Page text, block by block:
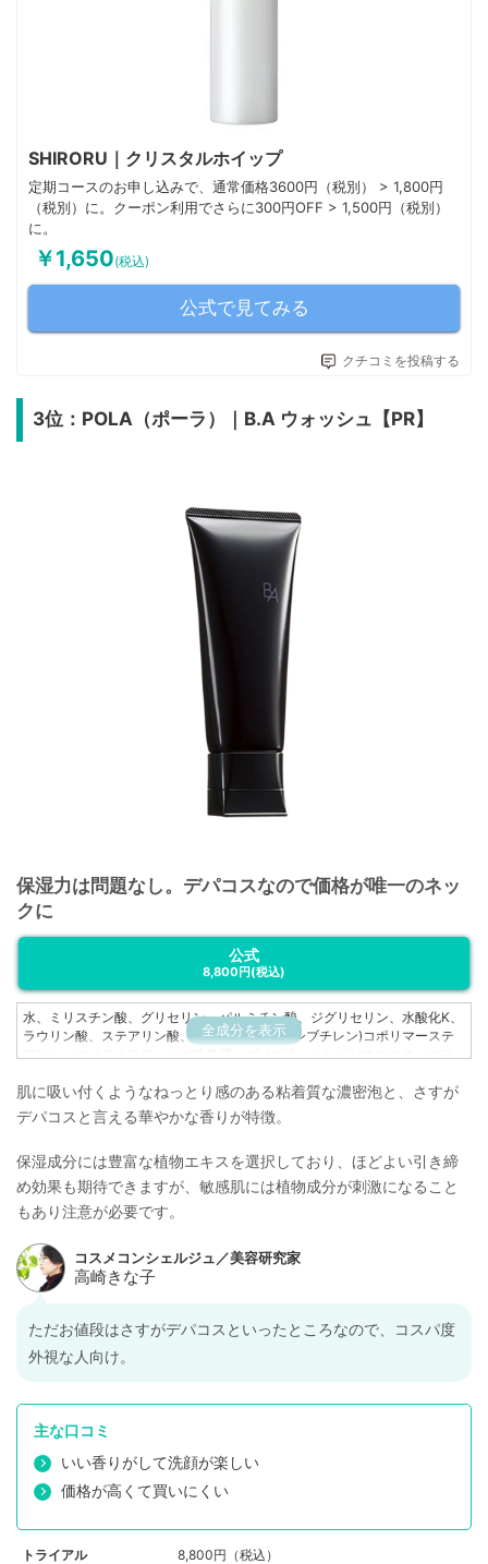
SHIRORU｜クリスタルホイップ
定期コースのお申し込みで、通常価格3600円（税別） > 1,800円
（税別）に。クーポン利用でさらに300円OFF > 1,500円（税別）
に。
￥1,650(税込)
公式で見てみる
クチコミを投稿する
3位：POLA（ポーラ）｜B.A ウォッシュ【PR】
保湿力は問題なし。デパコスなので価格が唯一のネッ
クに
公式
8,800円(税込)
全成分を表示
水、ミリスチン酸、グリセリン、パルミチン酸、ジグリセリン、水酸化K、
ラウリン酸、ステアリン酸、(グリセリン/オキシブチレン)コポリマーステ
サン酸/ステアリン酸/アジピン酸)グリセリル、PEG-32、PEG-6、トリデセ
ス-4カルボン酸Na、BG、エタノール、尿素、レシチン、ポリクオタニウ
ム-7、セルロースガム、ポリクオタニウム-39、ポリクオタニウム-6、
肌に吸い付くようなねっとり感のある粘着質な濃密泡と、さすが
デパコスと言える華やかな香りが特徴。
保湿成分には豊富な植物エキスを選択しており、ほどよい引き締
め効果も期待できますが、敏感肌には植物成分が刺激になること
もあり注意が必要です。
ただお値段はさすがデパコスといったところなので、コスパ度
外視な人向け。
主な口コミ
いい香りがして洗顔が楽しい
価格が高くて買いにくい
トライアル
8,800円（税込）